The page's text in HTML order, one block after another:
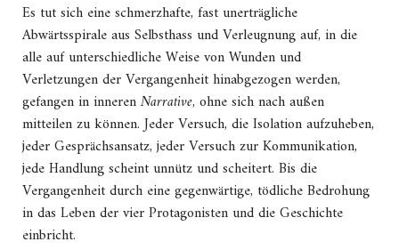
Es tut sich eine schmerzhafte, fast unerträgliche
Abwärtsspirale aus Selbsthass und Verleugnung auf, in die
alle auf unterschiedliche Weise von Wunden und
Verletzungen der Vergangenheit hinabgezogen werden,
gefangen in innerenNarrative, ohne sich nach außen
mitteilen zu können. Jeder Versuch, die Isolation aufzuheben,
jeder Gesprächsansatz, jeder Versuch zur Kommunikation,
jede Handlung scheint unnütz und scheitert. Bis die
Vergangenheit durch eine gegenwärtige, tödliche Bedrohung
in das Leben der vier Protagonisten und die Geschichte
einbricht.